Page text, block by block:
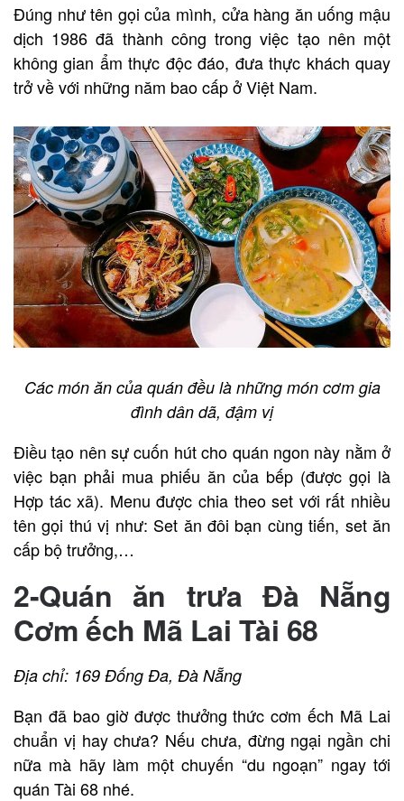
Đúng như tên gọi của mình, cửa hàng ăn uống mậu
dịch 1986 đã thành công trong việc tạo nên một
không gian ẩm thực độc đáo, đưa thực khách quay
trở về với những năm bao cấp ở Việt Nam.
Các món ăn của quán đều là những món cơm gia
đình dân dã, đậm vị
Điều tạo nên sự cuốn hút cho quán ngon này nằm ở
việc bạn phải mua phiếu ăn của bếp (được gọi là
Hợp tác xã). Menu được chia theo set với rất nhiều
tên gọi thú vị như: Set ăn đôi bạn cùng tiến, set ăn
cấp bộ trưởng,…
2-Quán ăn trưa Đà Nẵng
Cơm ếch Mã Lai Tài 68
Địa chỉ: 169 Đống Đa, Đà Nẵng
Bạn đã bao giờ được thưởng thức cơm ếch Mã Lai
chuẩn vị hay chưa? Nếu chưa, đừng ngại ngần chi
nữa mà hãy làm một chuyến “du ngoạn” ngay tới
quán Tài 68 nhé.